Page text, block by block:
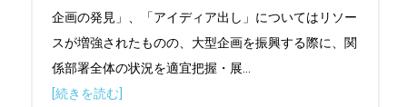
企画の発見」、「アイディア出し」についてはリソー
スが増強されたものの、大型企画を振興する際に、関
係部署全体の状況を適宜把握・展
[続きを読む]